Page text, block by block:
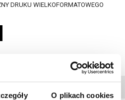
O plikach cookies
DRUKU WIELKOFORMATOWEGO